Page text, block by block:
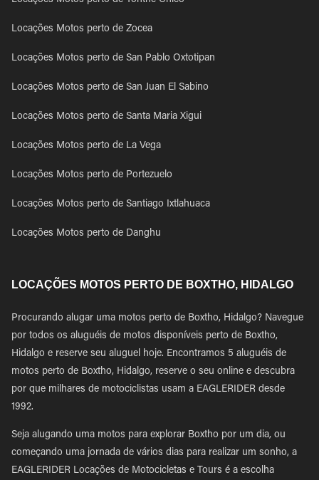
Locações Motos perto de Zocea
Locações Motos perto de San Pablo Oxtotipan
Locações Motos perto de San Juan El Sabino
Locações Motos perto de Santa Maria Xigui
Locações Motos perto de La Vega
Locações Motos perto de Portezuelo
Locações Motos perto de Santiago Ixtlahuaca
Locações Motos perto de Danghu
LOCAÇÕES MOTOS PERTO DE BOXTHO, HIDALGO
Procurando alugar uma motos perto de Boxtho, Hidalgo? Navegue
por todos os aluguéis de motos disponíveis perto de Boxtho,
Hidalgo e reserve seu aluguel hoje. Encontramos 5 aluguéis de
motos perto de Boxtho, Hidalgo, reserve o seu online e descubra
por que milhares de motociclistas usam a EAGLERIDER desde
1992.
Seja alugando uma motos para explorar Boxtho por um dia, ou
começando uma jornada de vários dias para realizar um sonho, a
EAGLERIDER Locações de Motocicletas e Tours é a escolha